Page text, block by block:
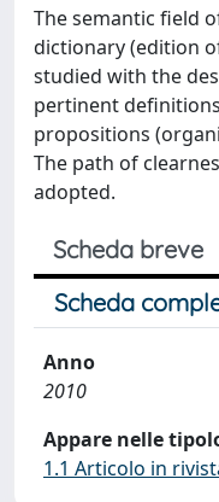
The semantic field
dictionary (edition
studied with the
pertinent
propositions
The path of
adopted.
Scheda breve
Scheda
Anno
2010
Appare nelle
1.1 Articolo in